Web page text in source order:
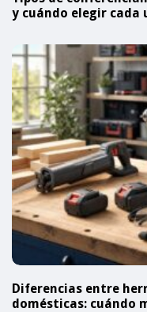
y cuándo elegir cada
Diferencias entre
domésticas: cuándo